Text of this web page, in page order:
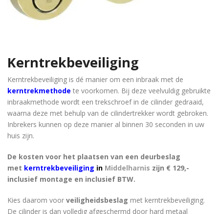
Kerntrekbeveiliging
Kerntrekbeveiliging is dé manier om een inbraak met de
kerntrekmethode te voorkomen. Bij deze veelvuldig gebruikte
inbraakmethode wordt een trekschroef in de cilinder gedraaid,
waarna deze met behulp van de cilindertrekker wordt gebroken.
Inbrekers kunnen op deze manier al binnen 30 seconden in uw
huis zijn.
De kosten voor het plaatsen van een deurbeslag
met kerntrekbeveiliging in Middelharnis zijn € 129,-
inclusief montage en inclusief BTW.
Kies daarom voor veiligheidsbeslag met kerntrekbeveiliging.
De cilinder is dan volledig afgeschermd door hard metaal